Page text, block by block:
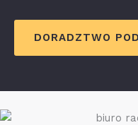
DORADZTWO